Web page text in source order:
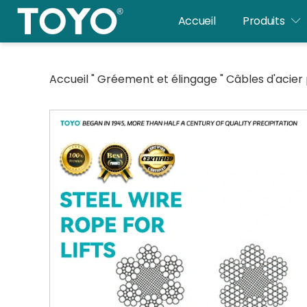
Skip
content
Accueil Produits
Accueil"Gréement et élingage"Câbles d'acier